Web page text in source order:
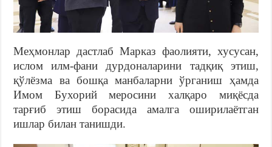
Меҳмонлар дастлаб Марказ фаолияти, хусусан,
ислом илм-фани дурдоналарини тадқиқ этиш,
қўлёзма ва бошқа манбаларни ўрганиш ҳамда
Имом Бухорий меросини халқаро миқёсда
тарғиб этиш борасида амалга оширилаётган
ишлар билан танишди.